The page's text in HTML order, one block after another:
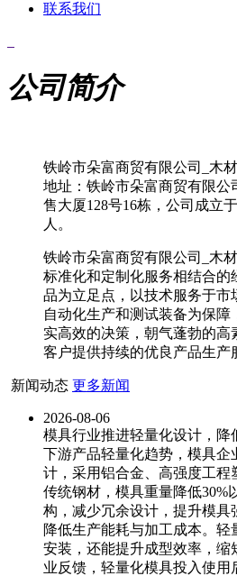
联系我们
公司简介
铁岭市朵富商贸有限公司_木
地址：铁岭市朵富商贸有限公
售大厦128号16栋，公司成立
人。
铁岭市朵富商贸有限公司_木
标准化和定制化服务相结合的
品为立足点，以技术服务于市
自动化生产和测试装备为保
实高效的决策，朝气蓬勃的高
客户提供持续的优良产品生产
新闻动态 更多新闻
2026-08-06
模具行业推进轻量化设计，降
下游产品轻量化趋势，模具企
计，采用铝合金、高强度工程
传统钢材，模具重量降低30%
构，减少冗余设计，提升模具
降低生产能耗与加工成本。
安装，还能提升成型效率，缩
业反馈，轻量化模具投入使用